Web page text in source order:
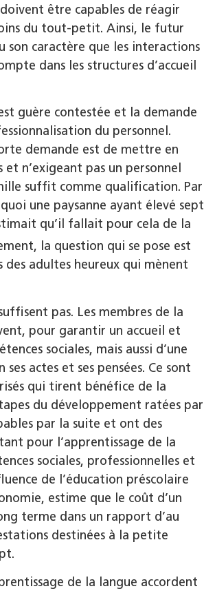
être capables de réagir
du tout-petit. Ainsi, le futur
caractère que les interactions
dans les structures d’accueil
guère contestée et la demande
du personnel.
demande est de mettre en
n’exigeant pas un personnel
suffit comme qualification. Par
une paysanne ayant élevé sept
qu’il fallait pour cela de la
la question qui se pose est
des adultes heureux qui mènent
pas. Les membres de la
pour garantir un accueil et
sociales, mais aussi d’une
actes et ses pensées. Ce sont
qui tirent bénéfice de la
du développement ratées par
par la suite et ont des
pour l’apprentissage de la
sociales, professionnelles et
de l’éducation préscolaire
estime que le coût d’un
terme dans un rapport d’au
destinées à la petite
de la langue accordent